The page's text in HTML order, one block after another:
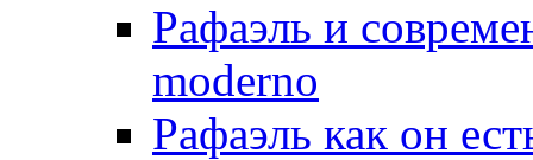
Рафаэль и
moderno
Рафаэль как он